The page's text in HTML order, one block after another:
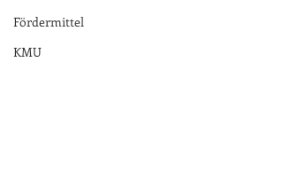
Fördermittel
KMU